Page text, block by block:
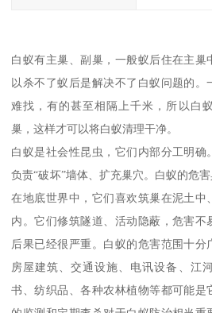
白蚁有主巢、副巢，一般蚁后住在主巢
以杀不了蚁后是解决不了白蚁问题的。
难找，有的甚至相隔上千米，所以白
巢，这样才可以将白蚁清理干净。
白蚁是社会性昆虫，它们内部分工明确
负责“破坏”墙体、扩充巢穴。白蚁的危
在地底世界中，它们喜欢筑巢在泥土中
内。它们修筑隧道、活动隐蔽，危害不
后果已经很严重。白蚁的危害范围十分
房屋建筑、交通设施、电讯设备、江
书、纺织品、各种农林植物等都可能是